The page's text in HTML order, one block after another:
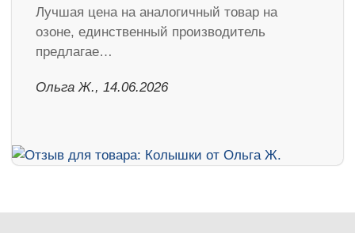
Лучшая цена на аналогичный товар на
озоне, единственный производитель
предлагае…
Ольга Ж., 14.06.2026